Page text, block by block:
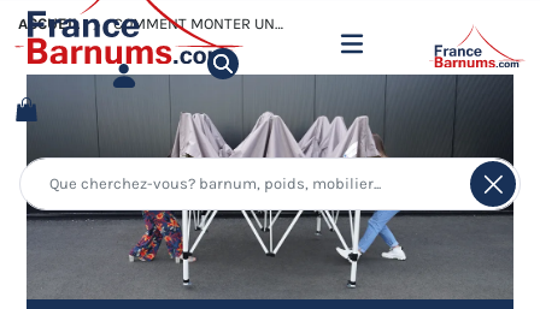
ACCUEIL COMMENT MONTER UN BARNUM PLIANT ?